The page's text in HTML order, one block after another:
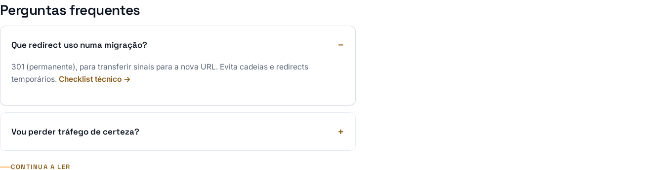
Perguntas frequentes
Que redirect uso numa migração?
301 (permanente), para transferir sinais para a nova URL. Evita cadeias e redirects
temporários. Checklist técnico →
Vou perder tráfego de certeza?
CONTINUA A LER